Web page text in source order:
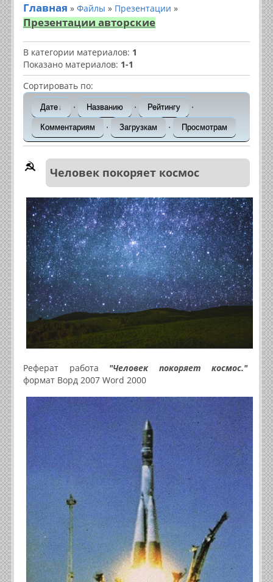
Главная » Файлы » Презентации »
Презентации авторские
В категории материалов: 1
Показано материалов: 1-1
Сортировать по:
Дате · Названию · Рейтингу ·
Комментариям · Загрузкам · Просмотрам
Человек покоряет космос
Реферат работа "Человек покоряет космос."
формат Ворд 2007 Word 2000